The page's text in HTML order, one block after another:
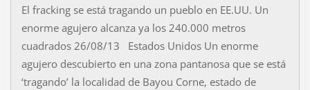
El fracking se está tragando un pueblo en EE.UU. Un
enorme agujero alcanza ya los 240.000 metros
cuadrados 26/08/13 Estados Unidos Un enorme
agujero descubierto en una zona pantanosa que se está
‘tragando’ la localidad de Bayou Corne, estado de